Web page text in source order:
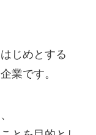
じめとする
業です。